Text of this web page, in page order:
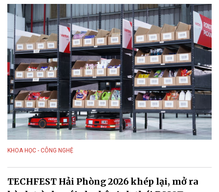
KHOA HỌC - CÔNG NGHỆ
TECHFEST Hải Phòng 2026 khép lại, mở ra